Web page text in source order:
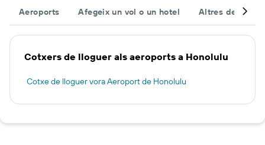
Aeroports Afegeix un vol o un hotel Altres
Cotxers de lloguer als aeroports a Honolulu
Cotxe de lloguer vora Aeroport de Honolulu